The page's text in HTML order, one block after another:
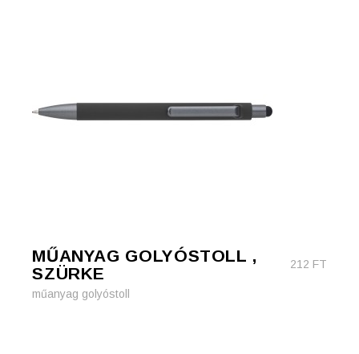
MŰANYAG GOLYÓSTOLL ,
SZÜRKE
212 FT
műanyag golyóstoll